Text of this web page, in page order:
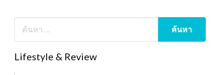
Lifestyle & Review